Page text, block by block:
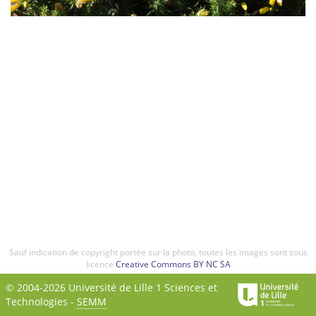
Sauf indication de copyright portée sur la photo, toutes les images sont sous
licence Creative Commons BY NC SA
© 2004-2026 Université de Lille 1 Sciences et
Technologies - SEMM